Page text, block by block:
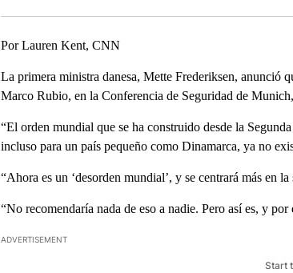
Por Lauren Kent, CNN
La primera ministra danesa, Mette Frederiksen, anunció
Marco Rubio, en la Conferencia de Seguridad de
“El orden mundial que se ha construido desde la
incluso para un país pequeño como Dinamarca, ya no
“Ahora es un ‘desorden mundial’, y se centrará más en
“No recomendaría nada de eso a nadie. Pero así es, y
ADVERTISEMENT
Start